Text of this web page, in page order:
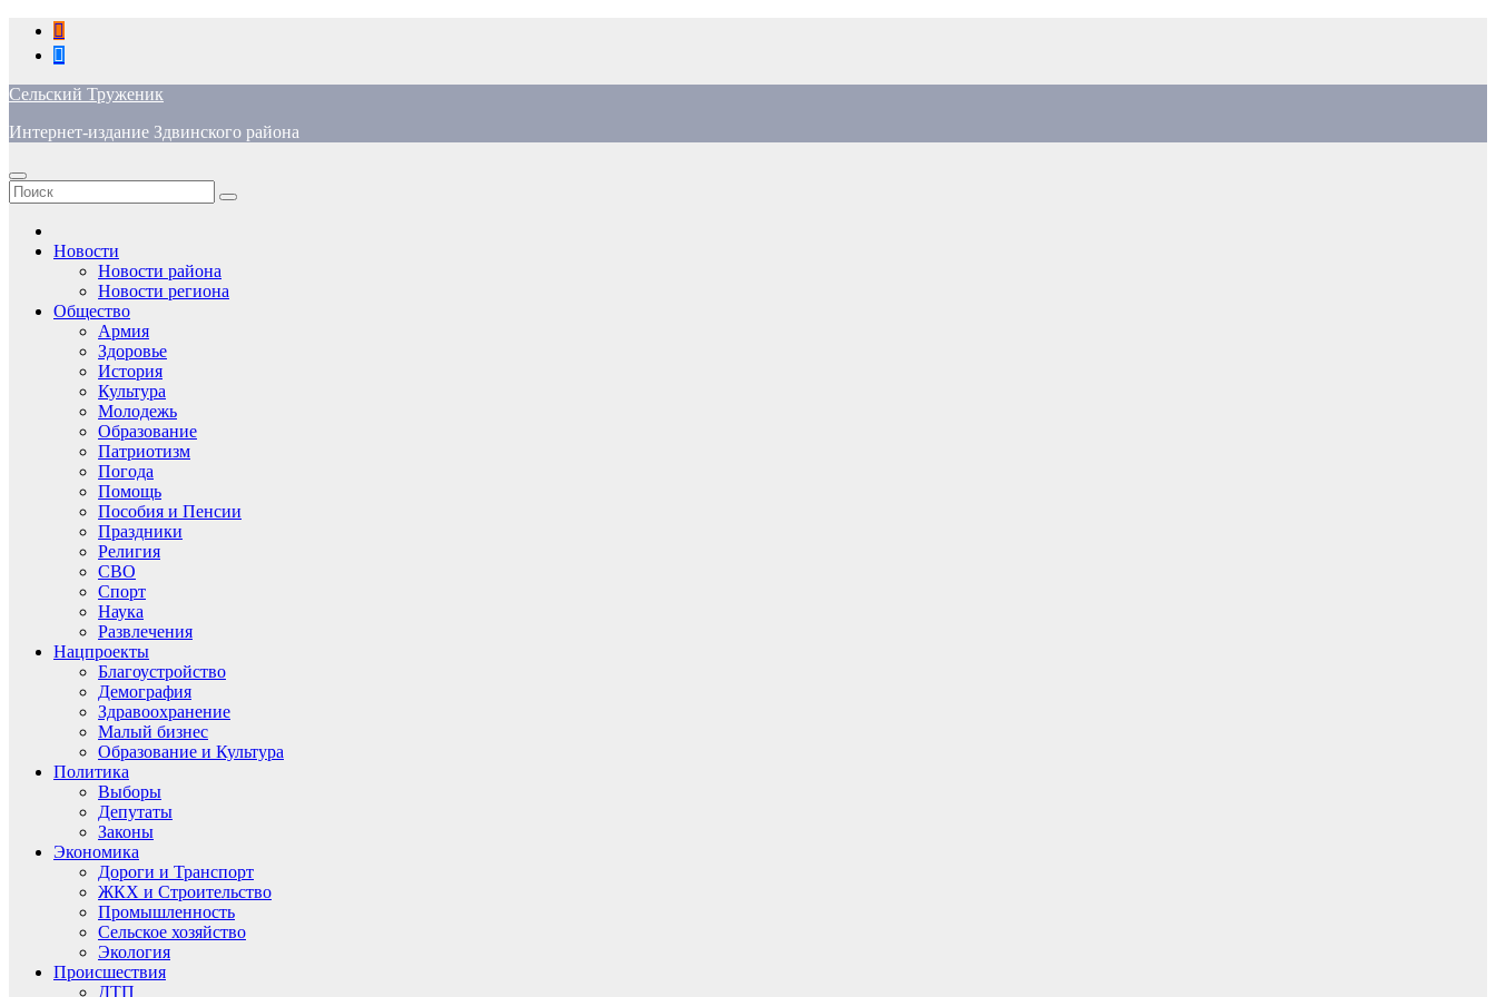
Перейти
содержимому
Сельский Труженик
Интернет-издание Здвинского района
Новости
Новости района
Новости региона
Общество
Армия
Здоровье
История
Культура
Молодежь
Образование
Патриотизм
Погода
Помощь
Пособия и Пенсии
Праздники
Религия
СВО
Спорт
Наука
Развлечения
Нацпроекты
Благоустройство
Демография
Здравоохранение
Малый бизнес
Образование и Культура
Политика
Выборы
Депутаты
Законы
Экономика
Дороги и Транспорт
ЖКХ и Строительство
Промышленность
Сельское хозяйство
Экология
Происшествия
ДТП